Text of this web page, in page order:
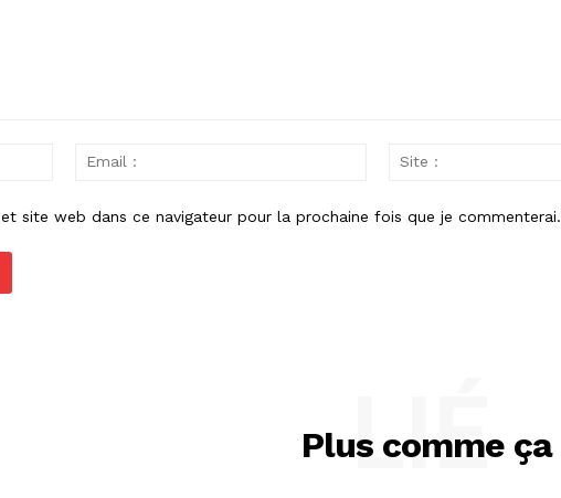
Email
site web dans ce navigateur pour la prochaine fois que je commenterai.
Plus comme ça
LIÉ